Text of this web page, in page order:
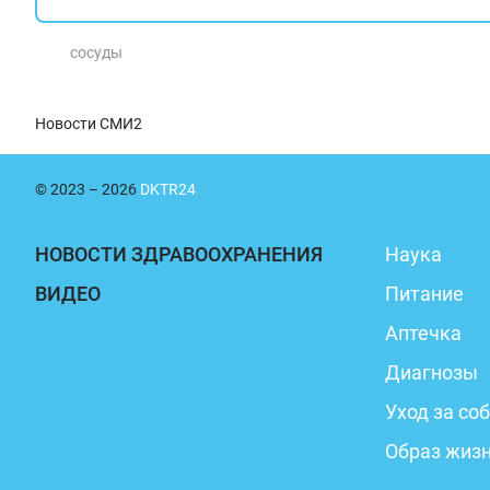
сосуды
Новости СМИ2
© 2023 – 2026 DKTR24
НОВОСТИ ЗДРАВООХРАНЕНИЯ
ВИДЕО
Наука
Питание
Аптечка
Диагнозы
Уход за
Образ